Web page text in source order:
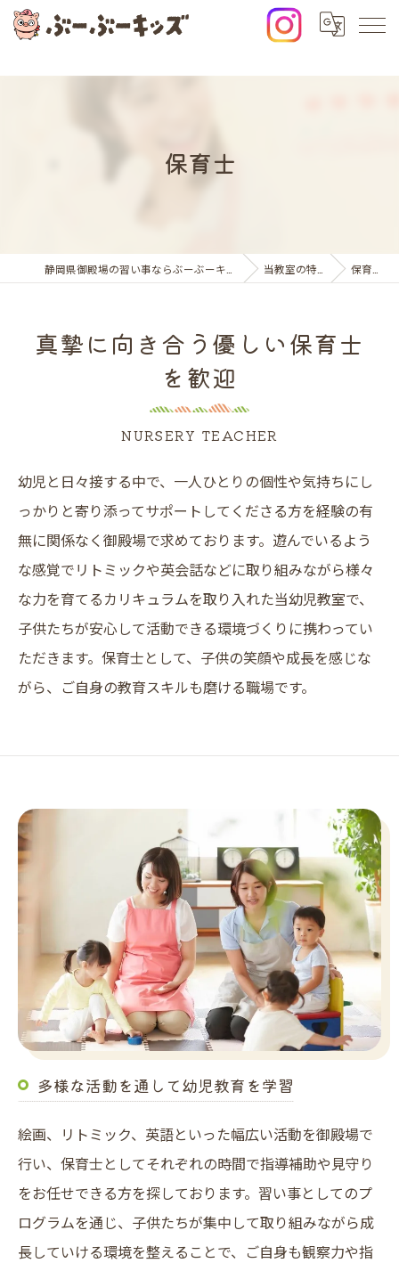
保育士
当教室の特徴 保育士
真摯に向き合う優しい保育士
を歓迎
NURSERY TEACHER
幼児と日々接する中で、一人ひとりの個性や気持ちにし
っかりと寄り添ってサポートしてくださる方を経験の有
無に関係なく御殿場で求めております。遊んでいるよう
な感覚でリトミックや英会話などに取り組みながら様々
な力を育てるカリキュラムを取り入れた当幼児教室で、
子供たちが安心して活動できる環境づくりに携わってい
ただきます。保育士として、子供の笑顔や成長を感じな
がら、ご自身の教育スキルも磨ける職場です。
多様な活動を通して幼児教育を学習
絵画、リトミック、英語といった幅広い活動を御殿場で
行い、保育士としてそれぞれの時間で指導補助や見守り
をお任せできる方を探しております。習い事としてのプ
ログラムを通じ、子供たちが集中して取り組みながら成
長していける環境を整えることで、ご自身も観察力や指